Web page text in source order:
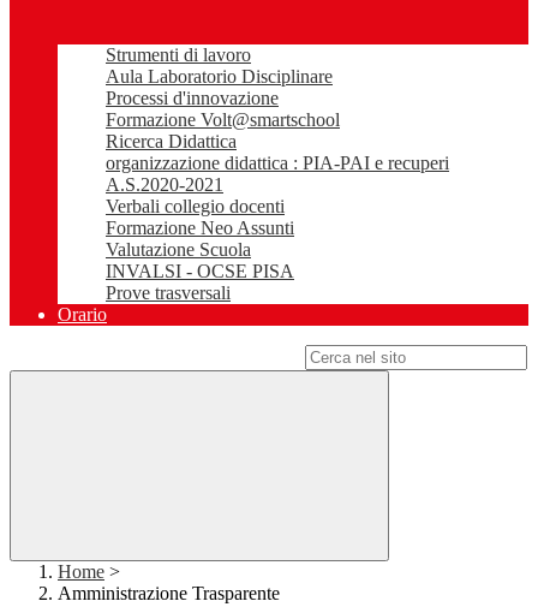
Strumenti di lavoro
Aula Laboratorio Disciplinare
Processi d'innovazione
Formazione Volt@smartschool
Ricerca Didattica
organizzazione didattica : PIA-PAI e recuperi
A.S.2020-2021
Verbali collegio docenti
Formazione Neo Assunti
Valutazione Scuola
INVALSI - OCSE PISA
Prove trasversali
Orario
Home >
Amministrazione Trasparente